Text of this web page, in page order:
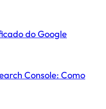
do Google
Console: Como